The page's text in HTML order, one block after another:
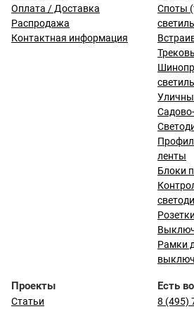
Оплата / Доставка
Распродажа
Контактная информация
Споты
ленты
Блоки
Розетки
Рамки
Проекты
Статьи
Есть
8 (495)